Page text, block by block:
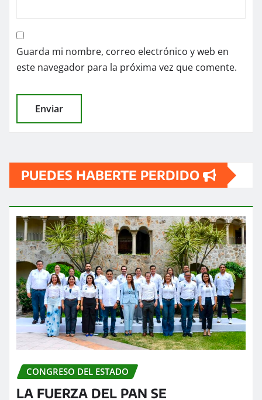
Guarda mi nombre, correo electrónico y web en
este navegador para la próxima vez que comente.
PUEDES HABERTE PERDIDO
CONGRESO DEL ESTADO
LA FUERZA DEL PAN SE